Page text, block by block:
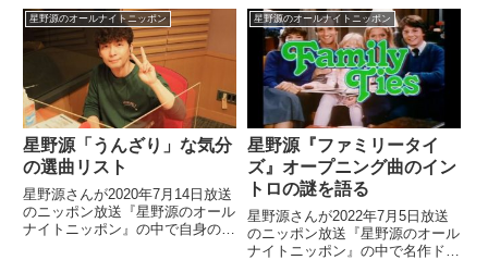
た。星野：4月から放送される
TBS金曜ドラマ『MIU404』にて
私、星野源が主演...
ても自分の心の中の土井善晴さん
が「ええんやで」と肯定してくれ
るという話をしていました。
星野源のオールナイトニッポン
星野源「うんざり」な気分
の選曲リスト
星野源さんが2020年7月14日放送
のニッポン放送『星野源のオール
ナイトニッポン』の中で自身の
星野源のオールナイトニッポン
星野源『ファミリータイ
ズ』オープニング曲のイン
トロの謎を語る
星野源さんが2022年7月5日放送
のニッポン放送『星野源のオール
ナイトニッポン』の中で名作ドラ